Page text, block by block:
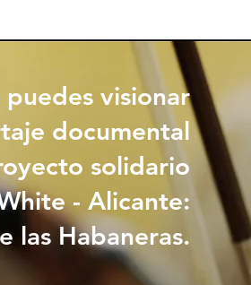
puedes visionar
documental
solidario
- Alicante:
las Habaneras.